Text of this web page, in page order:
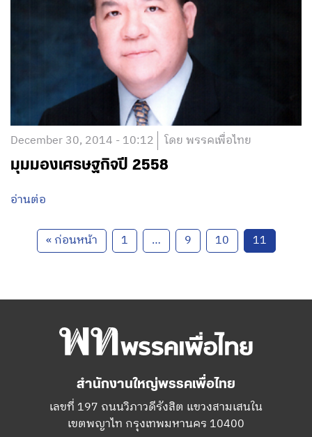
December 30, 2014 - 10:12 โดย พรรคเพื่อไทย
มุมมองเศรษฐกิจปี 2558
อ่านต่อ
« ก่อนหน้า 1 … 9 10 11
สำนักงานใหญ่พรรคเพื่อไทย
เลขที่ 197 ถนนวิภาวดีรังสิต แขวงสามเสนใน
เขตพญาไท กรุงเทพมหานคร 10400